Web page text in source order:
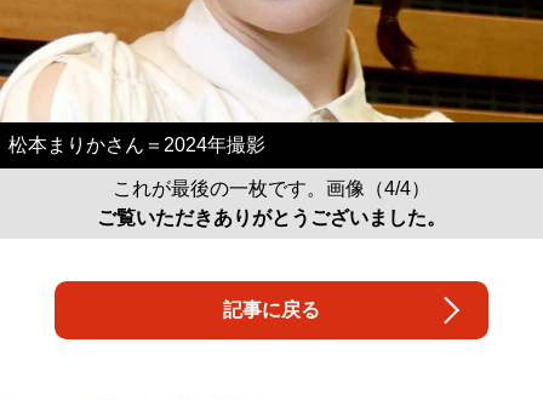
松本まりかさん＝2024年撮影
これが最後の一枚です。画像（4/4）
ご覧いただきありがとうございました。
記事に戻る